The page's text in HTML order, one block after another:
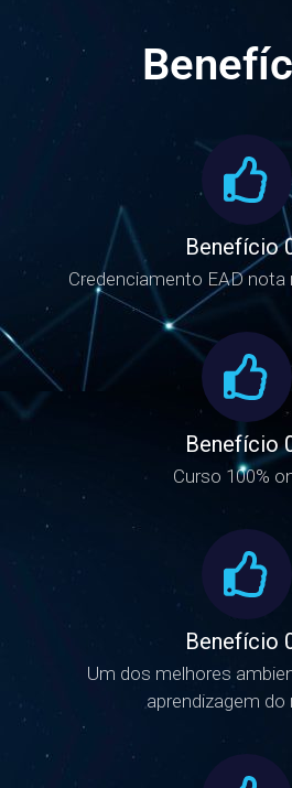
Benefício
Credenciamento EAD
Benefício
Benefício
Um dos melhores